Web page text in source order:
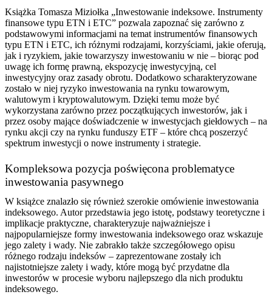
Książka Tomasza Miziołka „Inwestowanie indeksowe. Instrumenty
finansowe typu ETN i ETC” pozwala zapoznać się zarówno z
podstawowymi informacjami na temat instrumentów finansowych
typu ETN i ETC, ich różnymi rodzajami, korzyściami, jakie oferują,
jak i ryzykiem, jakie towarzyszy inwestowaniu w nie – biorąc pod
uwagę ich formę prawną, ekspozycję inwestycyjną, cel
inwestycyjny oraz zasady obrotu. Dodatkowo scharakteryzowane
zostało w niej ryzyko inwestowania na rynku towarowym,
walutowym i kryptowalutowym. Dzięki temu może być
wykorzystana zarówno przez początkujących inwestorów, jak i
przez osoby mające doświadczenie w inwestycjach giełdowych – na
rynku akcji czy na rynku funduszy ETF – które chcą poszerzyć
spektrum inwestycji o nowe instrumenty i strategie.
Kompleksowa pozycja poświęcona problematyce
inwestowania pasywnego
W książce znalazło się również szerokie omówienie inwestowania
indeksowego. Autor przedstawia jego istotę, podstawy teoretyczne i
implikacje praktyczne, charakteryzuje najważniejsze i
najpopularniejsze formy inwestowania indeksowego oraz wskazuje
jego zalety i wady. Nie zabrakło także szczegółowego opisu
różnego rodzaju indeksów – zaprezentowane zostały ich
najistotniejsze zalety i wady, które mogą być przydatne dla
inwestorów w procesie wyboru najlepszego dla nich produktu
indeksowego.